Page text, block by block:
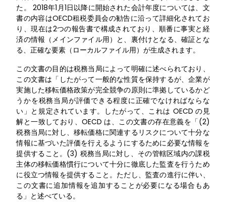
た。 2018年1月1日以降に開始された会計年度については、文
書の内容はOECD租税委員会の勧告に沿って詳細化されてお
り、現在は2つの報告書で構成されており、順番に事実と経
済の情報（メインファイル用）と、裏付けとなる、確証とな
る、正確な要素（ローカルファイル用）が生成されます。
この文書の目的は税務当局によって明確に述べられており、
この文書は「したがって一般的な性質を保持するが、企業が
実施した移転価格政策が完全競争の原則に準拠しているかど
うかを税務当局が評価できる程度に正確でなければならな
い」と規定されています。したがって、これは OECD の見
解と一致しており、OECD は、この文書の存在意義を「(2)
税務当局に対し、移転価格に関連するリスクについて十分な
情報に基づいた評価を行えるようにするために必要な情報を
提供すること。(3) 税務当局に対し、その管轄区域内の課税
主体の移転価格慣行について十分に徹底した監査を行うため
に役立つ情報を提供すること。ただし、監査の進行に伴い、
この文書に追加情報を追加することが必要になる場合もあ
る」と述べている。